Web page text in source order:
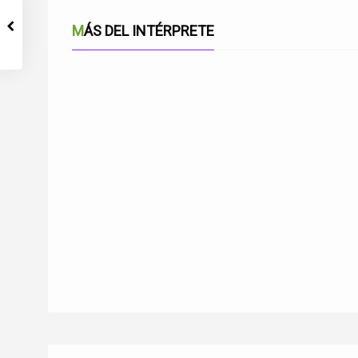
MÁS DEL INTÉRPRETE
POR TU BAHÍA